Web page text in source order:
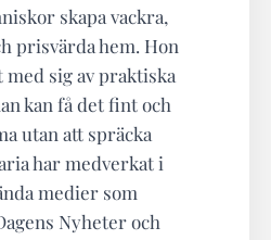
skapa vackra,
prisvärda hem. Hon
sig av praktiska
kan få det fint och
utan att spräcka
har medverkat i
medier som
Nyheter och